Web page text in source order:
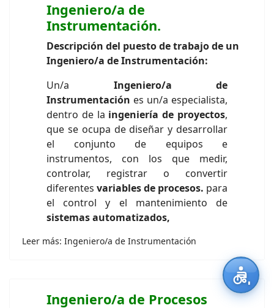
Ingeniero/a de
Instrumentación.
Descripción del puesto de trabajo de un
Ingeniero/a de Instrumentación:
Un/a Ingeniero/a de
Instrumentación es un/a especialista,
dentro de la ingeniería de proyectos,
que se ocupa de diseñar y desarrollar
el conjunto de equipos e
instrumentos, con los que medir,
controlar, registrar o convertir
diferentes variables de procesos. para
el control y el mantenimiento de
sistemas automatizados,
Leer más: Ingeniero/a de Instrumentación
Ingeniero/a de Procesos